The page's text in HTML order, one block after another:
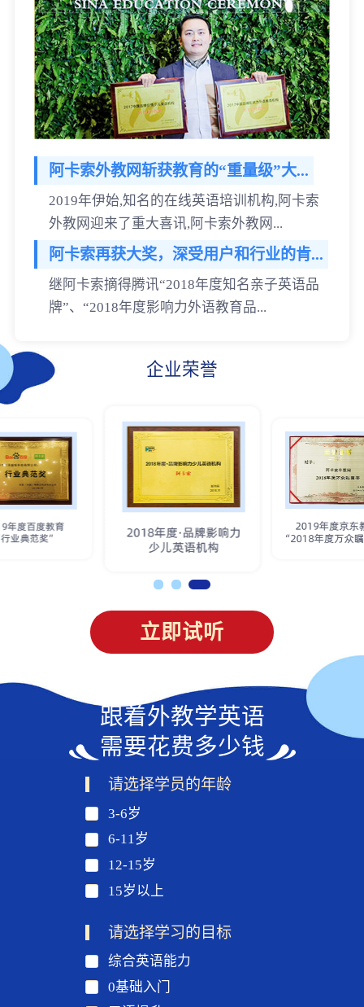
阿卡索外教网斩获教育的“重量级”大...
2019年伊始,知名的在线英语培训机构,阿卡索
外教网迎来了重大喜讯,阿卡索外教网...
阿卡索再获大奖，深受用户和行业的肯...
继阿卡索摘得腾讯“2018年度知名亲子英语品
牌”、“2018年度影响力外语教育品...
企业荣誉
立即试听
跟着外教学英语
需要花费多少钱
请选择学员的年龄
3-6岁
6-11岁
12-15岁
15岁以上
请选择学习的目标
综合英语能力
0基础入门